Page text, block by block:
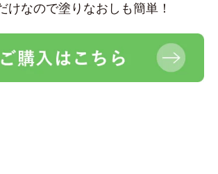
けなので塗りなおしも簡単！